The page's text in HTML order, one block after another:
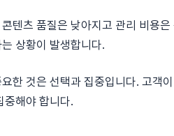
텐츠 품질은 낮아지고 관리 비용
상황이 발생합니다.
한 것은 선택과 집중입니다. 고객
중해야 합니다.